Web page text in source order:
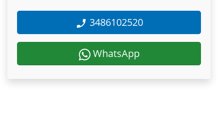
3486102520
WhatsApp